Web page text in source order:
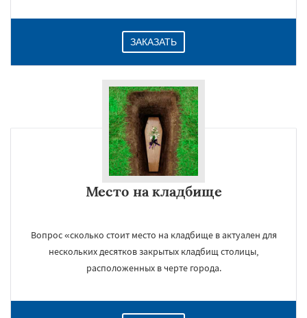
ЗАКАЗАТЬ
Место на кладбище
Вопрос «сколько стоит место на кладбище в актуален для
нескольких десятков закрытых кладбищ столицы,
расположенных в черте города.